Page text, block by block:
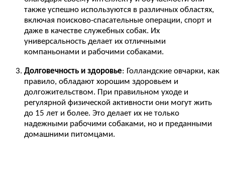
также успешно используются в различных областях,
включая поисково-спасательные операции, спорт и
даже в качестве служебных собак. Их
универсальность делает их отличными
компаньонами и рабочими собаками.
Долговечность и здоровье: Голландские овчарки, как
правило, обладают хорошим здоровьем и
долгожительством. При правильном уходе и
регулярной физической активности они могут жить
до 15 лет и более. Это делает их не только
надежными рабочими собаками, но и преданными
домашними питомцами.